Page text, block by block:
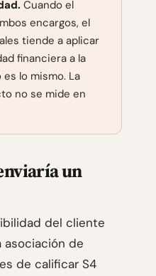
Cuando el
encargos, el
tiende a aplicar
financiera a la
lo mismo. La
no se mide en
un
del cliente
asociación de
de calificar S4